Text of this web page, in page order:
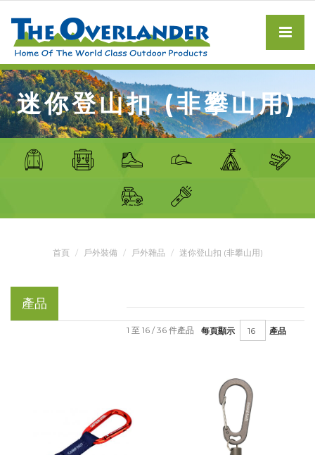
迷你登山扣 (非攀山用)
首頁 戶外裝備 戶外雜品 迷你登山扣 (非攀山用)
產品
每頁顯示 產品
1 至 16 / 36 件產品